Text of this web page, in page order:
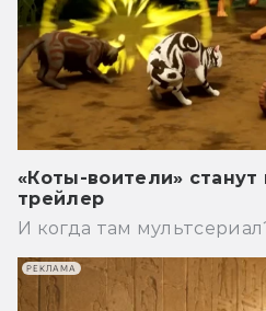
«Коты-воители» станут
трейлер
И когда там
РЕКЛАМА